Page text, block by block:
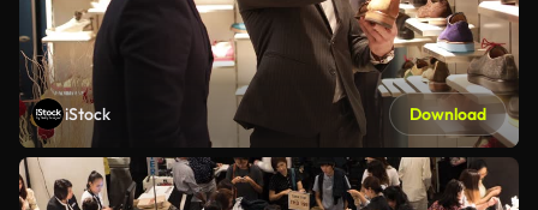
iStock Download